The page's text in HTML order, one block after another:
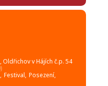
, Oldřichov v Hájích č.p. 54
Festival, Posezení,